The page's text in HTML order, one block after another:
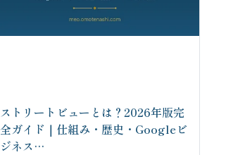
ストリートビューとは？2026年版完
全ガイド｜仕組み・歴史・Googleビ
ジネス…